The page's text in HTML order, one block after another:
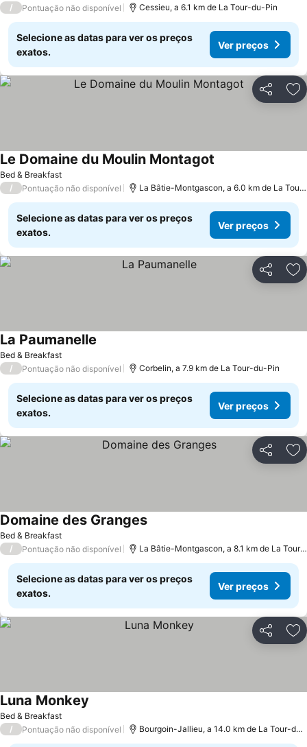
/ Pontuação não disponível Cessieu, a 6.1 km de La Tour-du-Pin
Selecione as datas para ver os preços
exatos.
Ver preços
Partilhar
Bed & Breakfast
Le Domaine du Moulin Montagot
/ Pontuação não disponível La Bâtie-Montgascon, a 6.0 km de La
Selecione as datas para ver os preços
exatos.
Ver preços
Partilhar
Bed & Breakfast
La Paumanelle
/ Pontuação não disponível Corbelin, a 7.9 km de La Tour-du-Pin
Selecione as datas para ver os preços
exatos.
Ver preços
Partilhar
Bed & Breakfast
Domaine des GrangesVer preços
/ Pontuação não disponível La Bâtie-Montgascon, a 8.1 km de La
Selecione as datas para ver os preços
exatos.
Ver preços
Partilhar
Bed & Breakfast
Luna Monkey
/ Pontuação não disponível Bourgoin-Jallieu, a 14.0 km de La Tour-du-